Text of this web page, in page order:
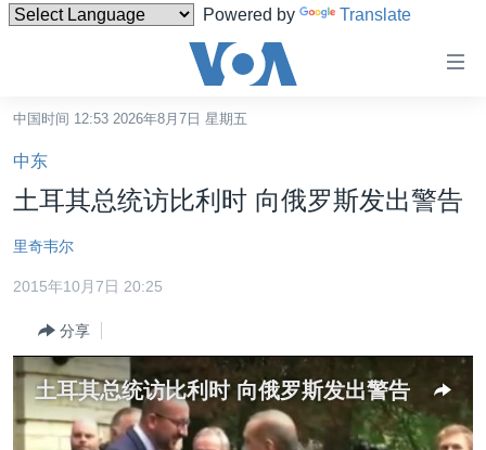
Powered by Translate
碍
链
接
跳
转
内
转
导
台湾
港澳
国际
最新国际新闻
印太
分类新闻
经济·金融·贸易
美中关系
中国时间 12:53 2026年8月7日 星期五
中东
土耳其总统访比利时 向俄罗斯发出警告
里奇韦尔
2015年10月7日 20:25
分享
土耳其总统访比利时 向俄罗斯发出警告